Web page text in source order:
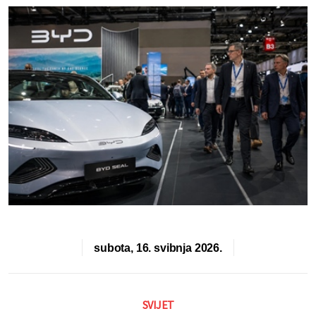
subota, 16. svibnja 2026.
SVIJET